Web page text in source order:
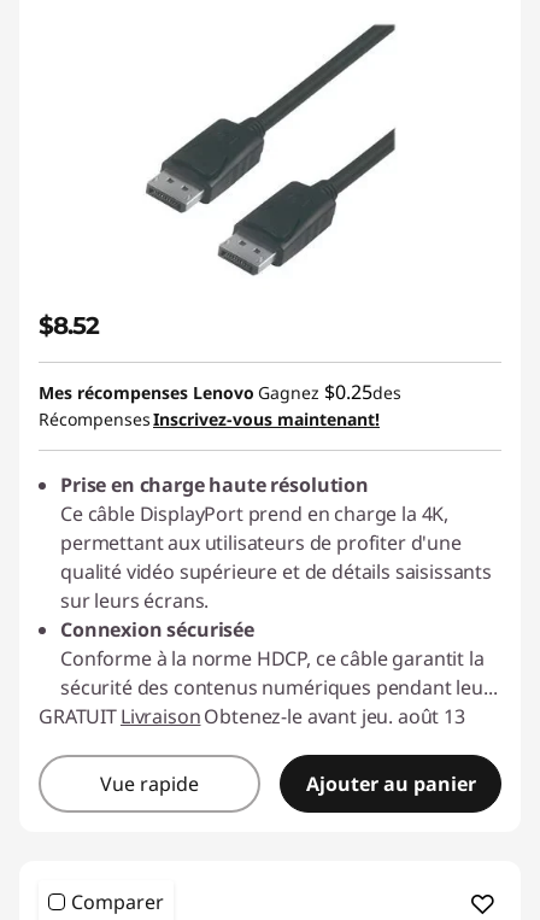
$8.52
Mes récompenses Lenovo Gagnez $0.25des
RécompensesInscrivez-vous maintenant!
Prise en charge haute résolution
Ce câble DisplayPort prend en charge la 4K,
permettant aux utilisateurs de profiter d'une
qualité vidéo supérieure et de détails saisissants
sur leurs écrans.
Connexion sécurisée
Conforme à la norme HDCP, ce câble garantit la
sécurité des contenus numériques pendant leu...
GRATUITLivraisonObtenez-le avant jeu. août 13
Vue rapide Ajouter au panier
Comparer